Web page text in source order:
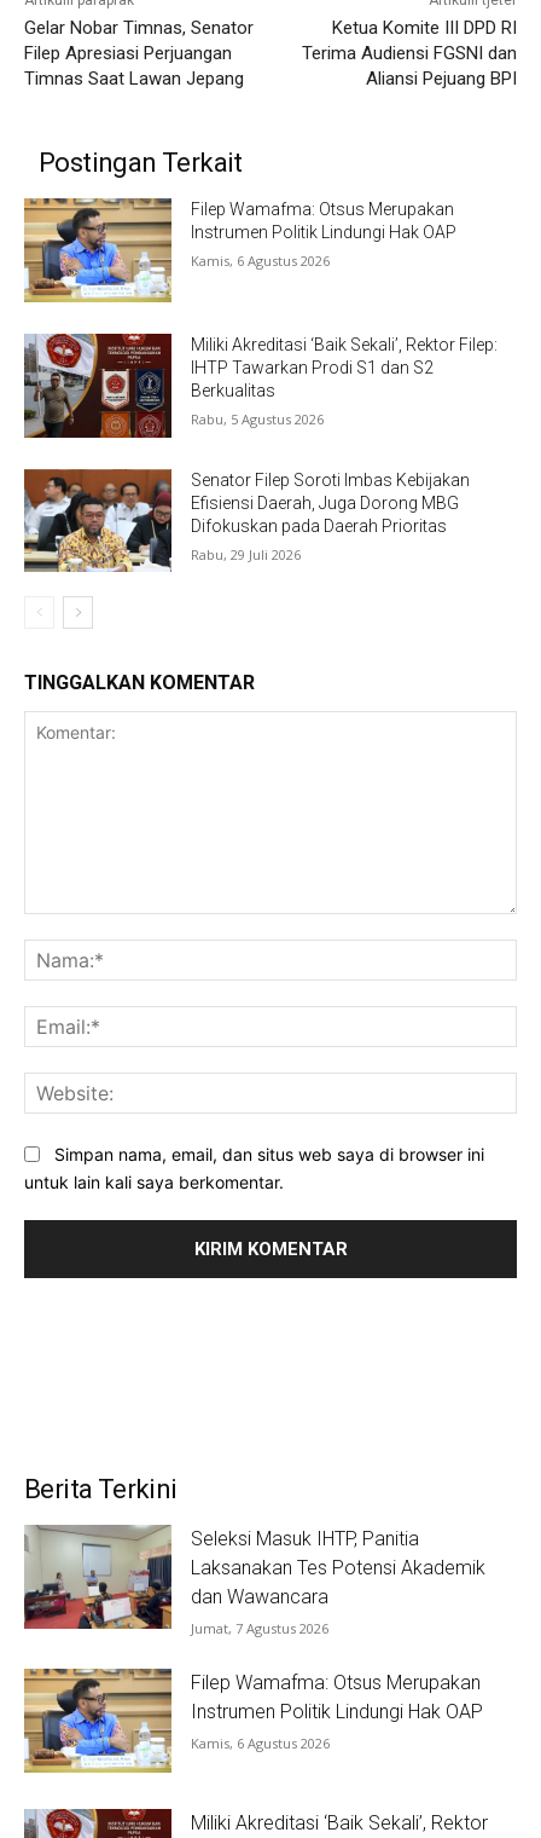
Gelar Nobar Timnas, Senator
Filep Apresiasi Perjuangan
Timnas Saat Lawan Jepang
Ketua Komite III DPD RI
Terima Audiensi FGSNI dan
Aliansi Pejuang BPI
Postingan Terkait
Filep Wamafma: Otsus Merupakan
Instrumen Politik Lindungi Hak OAP
Kamis, 6 Agustus 2026
Miliki Akreditasi ‘Baik Sekali’, Rektor Filep:
IHTP Tawarkan Prodi S1 dan S2
Berkualitas
Rabu, 5 Agustus 2026
Senator Filep Soroti Imbas Kebijakan
Efisiensi Daerah, Juga Dorong MBG
Difokuskan pada Daerah Prioritas
Rabu, 29 Juli 2026
TINGGALKAN KOMENTAR
Simpan nama, email, dan situs web saya di browser ini
untuk lain kali saya berkomentar.
Berita Terkini
Seleksi Masuk IHTP, Panitia
Laksanakan Tes Potensi Akademik
dan Wawancara
Jumat, 7 Agustus 2026
Filep Wamafma: Otsus Merupakan
Instrumen Politik Lindungi Hak OAP
Kamis, 6 Agustus 2026
Miliki Akreditasi ‘Baik Sekali’, Rektor